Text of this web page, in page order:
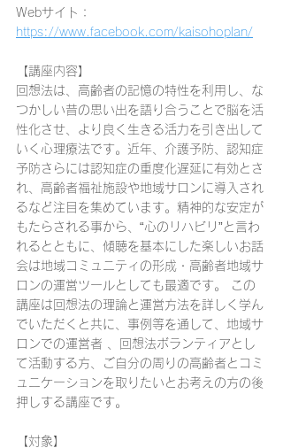
Webサイト：
https://www.facebook.com/kaisohoplan/
【講座内容】
回想法は、高齢者の記憶の特性を利用し、な
つかしい昔の思い出を語り合うことで脳を活
性化させ、より良く生きる活力を引き出して
いく心理療法です。近年、介護予防、認知症
予防さらには認知症の重度化遅延に有効とさ
れ、高齢者福祉施設や地域サロンに導入され
るなど注目を集めています。精神的な安定が
もたらされる事から、“心のリハビリ”と言わ
れるとともに、傾聴を基本にした楽しいお話
会は地域コミュニティの形成・高齢者地域サ
ロンの運営ツールとしても最適です。 この
講座は回想法の理論と運営方法を詳しく学ん
でいただくと共に、事例等を通して、地域サ
ロンでの運営者 、回想法ボランティアとし
て活動する方、ご自分の周りの高齢者とコミ
ュニケーションを取りたいとお考えの方の後
押しする講座です。
【対象】